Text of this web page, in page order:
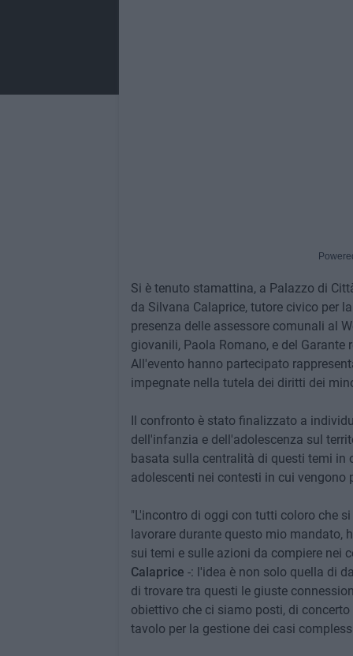
Si è tenuto stamattina, a Palazzo di
da Silvana Calaprice, tutore civico per
presenza delle assessore comunali al
giovanili, Paola Romano, e del
All'evento hanno partecipato
impegnate nella tutela dei diritti dei
Il confronto è stato finalizzato a
dell'infanzia e dell'adolescenza sul
basata sulla centralità di questi temi in
adolescenti nei contesti in cui vengono
"L'incontro di oggi con tutti coloro che
lavorare durante questo mio mandato,
sui temi e sulle azioni da compiere nei
Calaprice -: l'idea è non solo quella di
di trovare tra questi le giuste
obiettivo che ci siamo posti, di
tavolo per la gestione dei casi